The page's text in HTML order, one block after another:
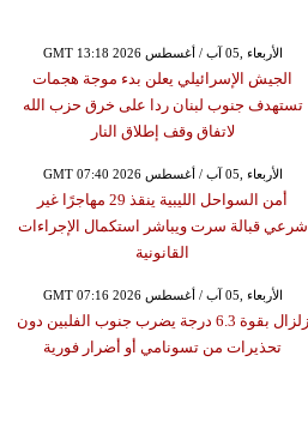
GMT 13:18 2026 الأربعاء ,05 آب / أغسطس
الجيش الإسرائيلي يعلن بدء موجة هجمات
تستهدف جنوب لبنان ردا على خرق حزب الله
لاتفاق وقف إطلاق النار
GMT 07:40 2026 الأربعاء ,05 آب / أغسطس
أمن السواحل الليبية ينقذ 29 مهاجرًا غير
شرعي قبالة سرت ويباشر استكمال الإجراءات
القانونية
GMT 07:16 2026 الأربعاء ,05 آب / أغسطس
زلزال بقوة 6.3 درجة يضرب جنوب الفلبين دون
تحذيرات من تسونامي أو أضرار فورية